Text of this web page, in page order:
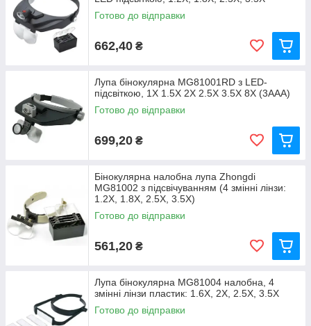
Готово до відправки
662,40 ₴
Лупа бінокулярна MG81001RD з LED-
підсвіткою, 1X 1.5X 2X 2.5X 3.5X 8X (3AAA)
Готово до відправки
699,20 ₴
Бінокулярна налобна лупа Zhongdi
MG81002 з підсвічуванням (4 змінні лінзи:
1.2X, 1.8X, 2.5X, 3.5X)
Готово до відправки
561,20 ₴
Лупа бінокулярна MG81004 налобна, 4
змінні лінзи пластик: 1.6Х, 2Х, 2.5Х, 3.5Х
Готово до відправки